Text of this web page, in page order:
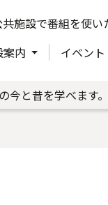
施設で番組を使い
内 イベント
と昔を学べます。